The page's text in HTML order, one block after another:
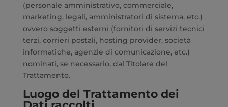
(personale amministrativo, commerciale,
marketing, legali, amministratori di sistema, etc.)
ovvero soggetti esterni (fornitori di servizi tecnici
terzi, corrieri postali, hosting provider, società
informatiche, agenzie di comunicazione, etc.)
nominati, se necessario, dal Titolare del
Trattamento.
Luogo del Trattamento dei